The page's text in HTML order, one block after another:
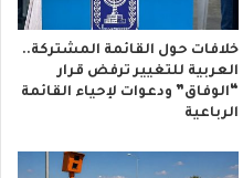
خلافات حول القائمة المشتركة..
العربية للتغيير ترفض قرار
“الوفاق” ودعوات لإحياء القائمة
الرباعية